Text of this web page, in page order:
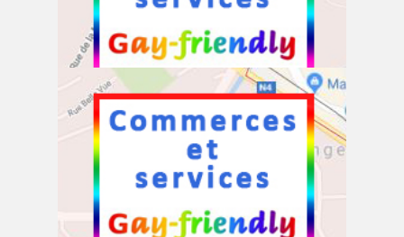
Commerces et services à Tintigny